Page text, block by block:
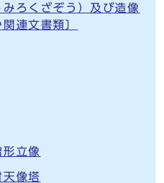
みろくざぞう）及び造像
連文書類〕
立像
天像塔